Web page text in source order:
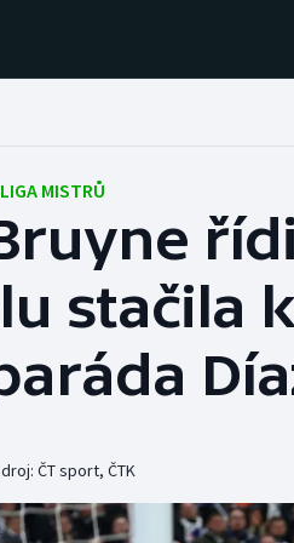
Baseball a softbal
Basketbal
Biatlon
MISTRŮ
stačila
ČT sport, ČTK